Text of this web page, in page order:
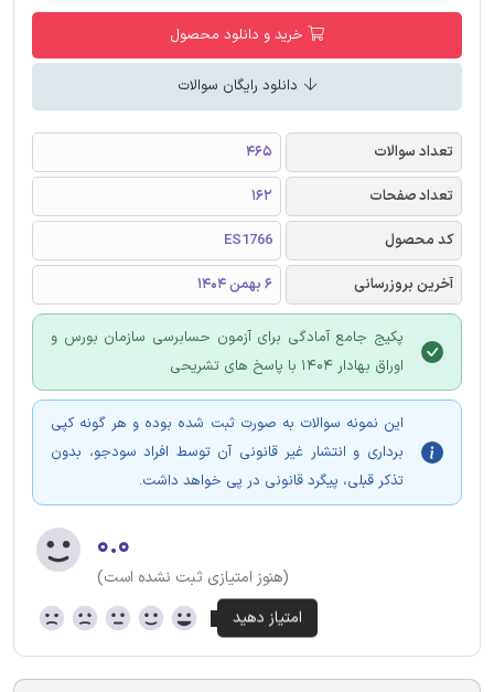
خرید و دانلود محصول
دانلود رایگان سوالات
تعداد سوالات
465
تعداد صفحات
162
کد محصول
ES1766
آخرین بروزرسانی
6 بهمن 1404
پکیج جامع آمادگی برای آزمون حسابرسی سازمان بورس و
اوراق بهادار 1404 با پاسخ های تشریحی
این نمونه سوالات به صورت ثبت شده بوده و هر گونه کپی
برداری و انتشار غیر قانونی آن توسط افراد سودجو، بدون
تذکر قبلی، پیگرد قانونی در پی خواهد داشت.
۰.۰
(هنوز امتیازی ثبت نشده است)